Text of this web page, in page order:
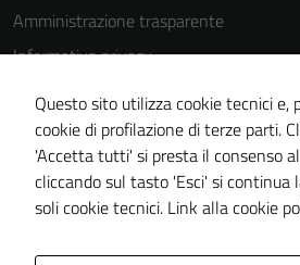
Amministrazione trasparente
Informativa privacy
Cookie Policy
Note legali
Dichiarazione di accessibilità
Piano di miglioramento del sito
Questo sito utilizza cookie tecnici e,
cookie di profilazione di terze parti.
'Accetta tutti' si presta il consenso
cliccando sul tasto 'Esci' si continua
soli cookie tecnici. Link alla cookie